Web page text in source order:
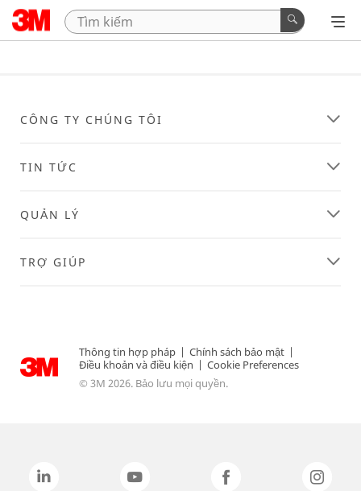
CÔNG TY CHÚNG TÔI
TIN TỨC
QUẢN LÝ
TRỢ GIÚP
Thông tin hợp pháp | Chính sách bảo mật |
Điều khoản và điều kiện | Cookie Preferences
© 3M 2026. Bảo lưu mọi quyền.